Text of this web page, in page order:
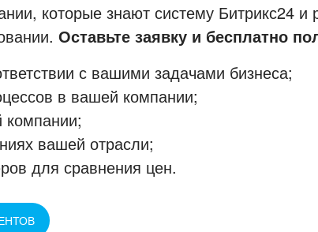
которые знают систему Битрикс24 и
Оставьте заявку и бесплатно
с вашими задачами бизнеса;
в вашей компании;
компании;
вашей отрасли;
для сравнения цен.